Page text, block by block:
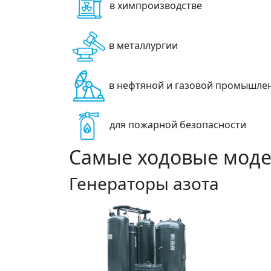
в химпроизводстве
в металлургии
в нефтяной и газовой
для пожарной безопасности
Самые ходовые
Генераторы азота